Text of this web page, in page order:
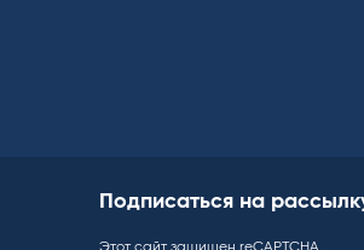
Подписаться на